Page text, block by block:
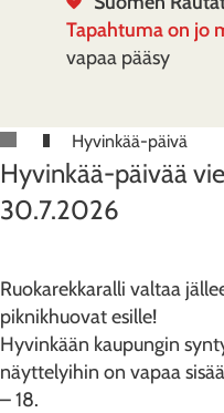
Tapahtuma on jo
vapaa pääsy
Hyvinkää-päivä
Hyvinkää-päivää
30.7.2026
Ruokarekkaralli valtaa
piknikhuovat esille!
Hyvinkään kaupungin
näyttelyihin on vapaa
– 18.